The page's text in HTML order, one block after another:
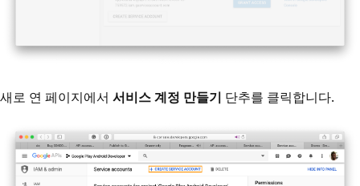
새로 연 페이지에서 서비스 계정 만들기 단추를 클릭합니다.